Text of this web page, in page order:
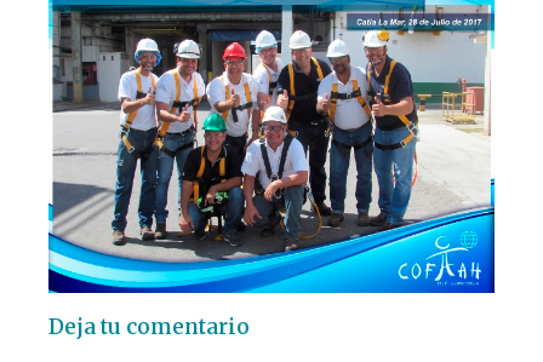
Deja tu comentario